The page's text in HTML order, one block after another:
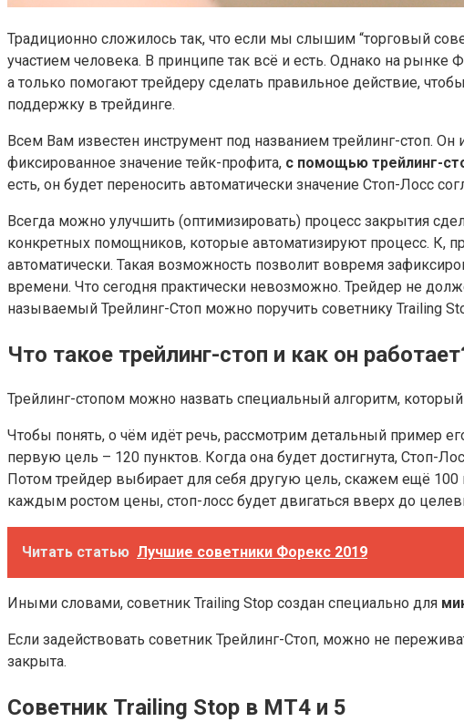
Традиционно сложилось так, что если мы слышим “торговый
участием человека. В принципе так всё и есть. Однако на рынке
а только помогают трейдеру сделать правильное действие,
поддержку в трейдинге.
Всем Вам известен инструмент под названием трейлинг-стоп.
фиксированное значение тейк-профита, с помощью трейлинг-
есть, он будет переносить автоматически значение Стоп-Лосс
Всегда можно улучшить (оптимизировать) процесс закрытия
конкретных помощников, которые автоматизируют процесс. К,
автоматически. Такая возможность позволит вовремя
времени. Что сегодня практически невозможно. Трейдер не
называемый Трейлинг-Стоп можно поручить советнику Trailing
Что такое трейлинг-стоп и как он
Трейлинг-стопом можно назвать специальный алгоритм, который
Чтобы понять, о чём идёт речь, рассмотрим детальный пример
первую цель – 120 пунктов. Когда она будет достигнута, Стоп-
Потом трейдер выбирает для себя другую цель, скажем ещё 100
каждым ростом цены, стоп-лосс будет двигаться вверх до
Читать статью Лучшие советники Форекс 2019
Иными словами, советник Trailing Stop создан специально для
Если задействовать советник Трейлинг-Стоп, можно не
закрыта.
Советник Trailing Stop в МТ4 и 5